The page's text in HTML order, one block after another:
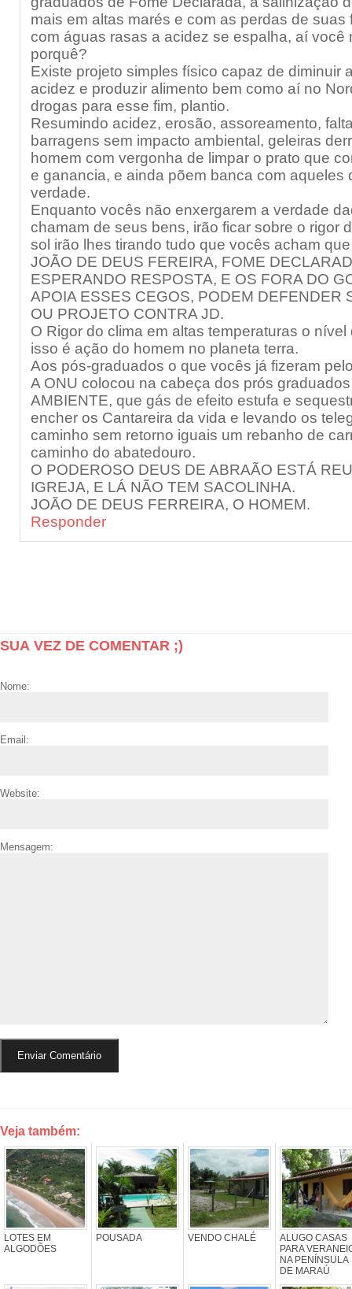
mais em altas marés e com as perdas de suas
com águas rasas a acidez se espalha, aí você
porquê?
Existe projeto simples físico capaz de diminuir
acidez e produzir alimento bem como aí no
drogas para esse fim, plantio.
Resumindo acidez, erosão, assoreamento,
barragens sem impacto ambiental, geleiras
homem com vergonha de limpar o prato que
e ganancia, e ainda põem banca com aqueles
verdade.
Enquanto vocês não enxergarem a verdade
chamam de seus bens, irão ficar sobre o rigor
sol irão lhes tirando tudo que vocês acham
JOÃO DE DEUS FEREIRA, FOME
ESPERANDO RESPOSTA, E OS FORA DO
APOIA ESSES CEGOS, PODEM DEFENDER
OU PROJETO CONTRA JD.
O Rigor do clima em altas temperaturas o
isso é ação do homem no planeta terra.
Aos pós-graduados o que vocês já fizeram
A ONU colocou na cabeça dos prós
AMBIENTE, que gás de efeito estufa e
encher os Cantareira da vida e levando os
caminho sem retorno iguais um rebanho de
caminho do abatedouro.
O PODEROSO DEUS DE ABRAÃO ESTÁ
IGREJA, E LÁ NÃO TEM SACOLINHA.
JOÃO DE DEUS FERREIRA, O HOMEM.
Responder
SUA VEZ DE COMENTAR ;)
Nome:
Email:
Website:
Mensagem:
Veja também:
LOTES EM
ALGODÕES
POUSADA VENDO CHALÉ
ALUGO CASAS
PARA
NA PENÍNSULA
DE MARAÚ